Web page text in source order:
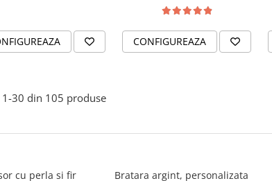
CONFIGUREAZA
1-30 din 105 produse
cu perla si fir
Bratara argint, personalizata